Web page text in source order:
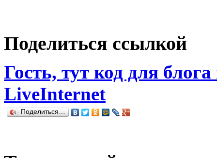
Поделиться ссылкой
Гость, тут код для
LiveInternet
Поделиться…